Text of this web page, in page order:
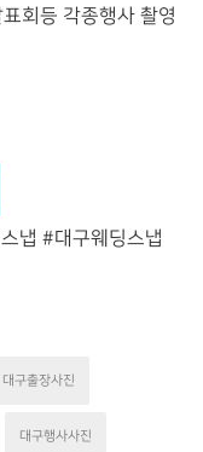
회등 각종행사 촬영
냅 #대구웨딩스냅
대구출장사진
대구행사사진